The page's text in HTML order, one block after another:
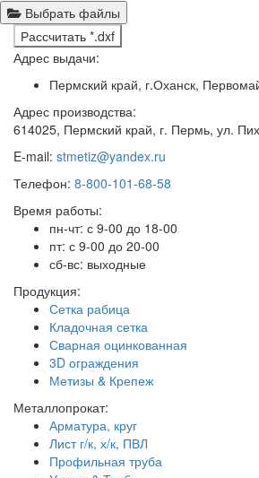
Выбрать файлы
Рассчитать *.dxf
Адрес выдачи:
Пермский край, г.Оханск,
Адрес производства:
614025, Пермский край, г. Пермь, ул.
E-mail: stmetiz@yandex.ru
Телефон: 8-800-101-68-58
Время работы:
пн-чт: с 9-00 до 18-00
пт: с 9-00 до 20-00
сб-вс: выходные
Продукция:
Сетка рабица
Кладочная сетка
Сварная оцинкованная
3D ограждения
Метизы & Крепеж
Металлопрокат:
Арматура, круг
Лист г/к, х/к, ПВЛ
Профильная труба